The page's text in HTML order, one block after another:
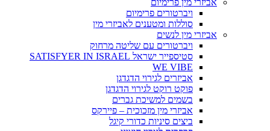
ויברטורים פרימיום
סוללות ומטענים לאביזרי מין
אביזרי מין לנשים
ויברטורים עם שליטה מרחוק
סטיספייר ישראל SATISFYER IN ISRAEL
WE VIBE
אביזרים לגירוי הדגדגן
פוקט רוקט לגירוי הדגדגן
בשמים למשיכת גברים
אביזרי מין מזכוכית – פיירקס
ביצים סיניות כדורי קיגל